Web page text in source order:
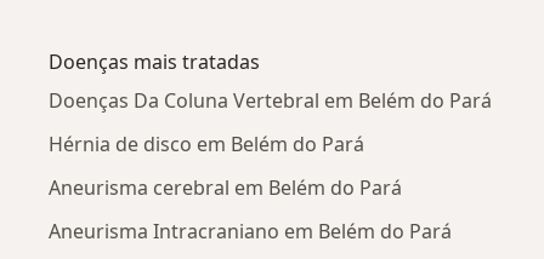
Doenças mais tratadas
Doenças Da Coluna Vertebral em Belém do Pará
Hérnia de disco em Belém do Pará
Aneurisma cerebral em Belém do Pará
Aneurisma Intracraniano em Belém do Pará